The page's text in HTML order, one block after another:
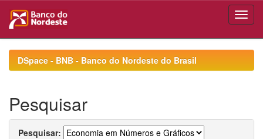
navigationDSpace - BNB - Banco do Nordeste do Brasil
Pesquisar
Pesquisar: